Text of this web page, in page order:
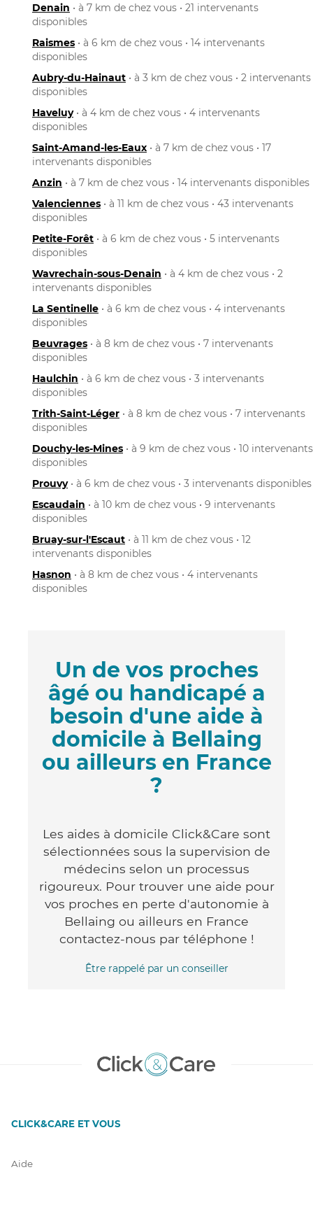
Denain • à 7 km de chez vous • 21 intervenants
disponibles
Raismes • à 6 km de chez vous • 14 intervenants
disponibles
Aubry-du-Hainaut • à 3 km de chez vous • 2 intervenants
disponibles
Haveluy• à 4 km de chez vous • 4 intervenants
disponibles
Saint-Amand-les-Eaux • à 7 km de chez vous • 17
intervenants disponibles
Anzin • à 7 km de chez vous • 14 intervenants disponibles
Valenciennes • à 11 km de chez vous • 43 intervenants
disponibles
Petite-Forêt • à 6 km de chez vous • 5 intervenants
disponibles
Wavrechain-sous-Denain • à 4 km de chez vous • 2
intervenants disponibles
La Sentinelle • à 6 km de chez vous • 4 intervenants
disponibles
Beuvrages • à 8 km de chez vous • 7 intervenants
disponibles
Haulchin • à 6 km de chez vous • 3 intervenants
disponibles
Trith-Saint-Léger • à 8 km de chez vous • 7 intervenants
disponibles
Douchy-les-Mines • à 9 km de chez vous • 10 intervenants
disponibles
Prouvy• à 6 km de chez vous • 3 intervenants disponibles
Escaudain • à 10 km de chez vous • 9 intervenants
disponibles
Bruay-sur-l'Escaut • à 11 km de chez vous • 12
intervenants disponibles
Hasnon • à 8 km de chez vous • 4 intervenants
disponibles
Un de vos proches
âgé ou handicapé a
besoin d'une aide à
domicile à Bellaing
ou ailleurs en France
?
Les aides à domicile Click&Care sont
sélectionnées sous la supervision de
médecins selon un processus
rigoureux. Pour trouver une aide pour
vos proches en perte d'autonomie à
Bellaing ou ailleurs en France
contactez-nous par téléphone !
Être rappelé par un conseiller
CLICK&CARE ET VOUS
Aide